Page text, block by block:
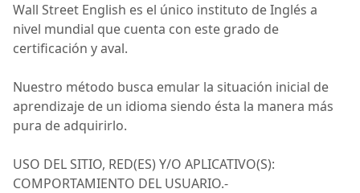
Wall Street English es el único instituto deInglés a
nivel mundial que cuenta con este grado de
certificación y aval.
Nuestro método busca emular la situación inicial de
aprendizaje de un idioma siendo ésta la manera más
pura de adquirirlo.
USO DEL SITIO, RED(ES) Y/O APLICATIVO(S):
COMPORTAMIENTO DEL USUARIO.-